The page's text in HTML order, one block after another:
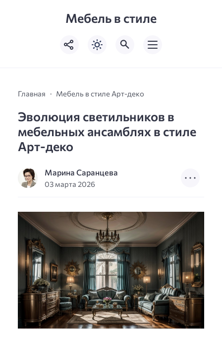
Мебель в стиле
Главная Мебель в стиле Арт-деко
Эволюция светильников в
мебельных ансамблях в стиле
Арт-деко
Марина Саранцева
03 марта 2026